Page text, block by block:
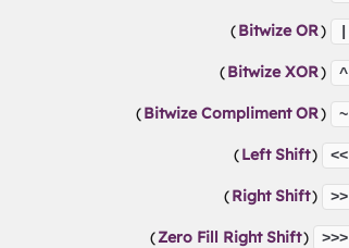
(
Bitwize OR
)
^
(
Bitwize XOR
)
~
(
Bitwize Compliment OR
)
<<
(
Left Shift
)
>>
(
Right Shift
)
>>>
(
Zero Fill Right Shift
)